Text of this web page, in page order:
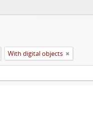
With digital objects